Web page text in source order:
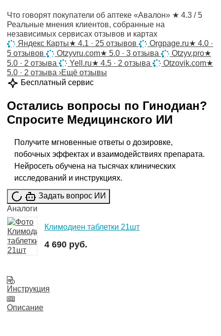
Что говорят покупатели об аптеке «Авалон» ★ 4.3 / 5
Реальные мнения клиентов, собранные на
независимых сервисах отзывов и картах
Яндекс Карты★ 4.1 · 25 отзывов Orgpage.ru★ 4.0 ·
5 отзывов
Otzyvru.com★ 5.0 · 3 отзыва Otzyv.pro★
5.0 · 2 отзыва
Yell.ru★ 4.5 · 2 отзыва Otzovik.com★
5.0 · 2 отзыва ›Ещё отзывы
Бесплатный сервис
Остались вопросы по Гинодиан?
Спросите Медицинского ИИ
Получите мгновенные ответы о дозировке,
побочных эффектах и взаимодействиях препарата.
Нейросеть обучена на тысячах клинических
исследований и инструкциях.
Задать вопрос ИИ
Аналоги
Климодиен таблетки 21шт
4 690 руб.
Инструкция
Описание